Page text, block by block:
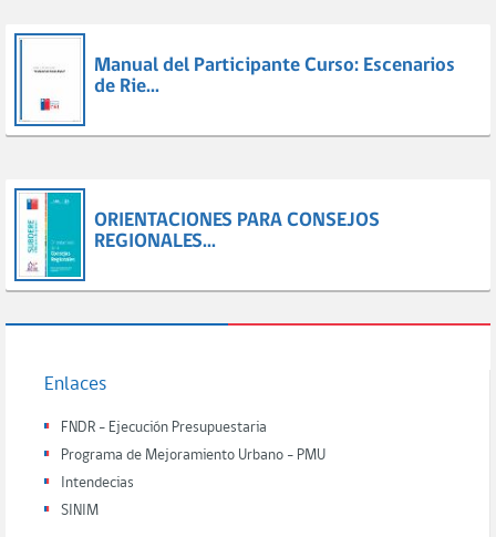
Manual del Participante Curso: Escenarios
de Rie...
ORIENTACIONES PARA CONSEJOS
REGIONALES...
Enlaces
FNDR - Ejecución Presupuestaria
Programa de Mejoramiento Urbano - PMU
Intendecias
SINIM